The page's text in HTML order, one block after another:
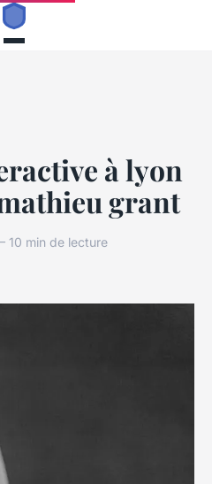
à lyon
grant
min de lecture